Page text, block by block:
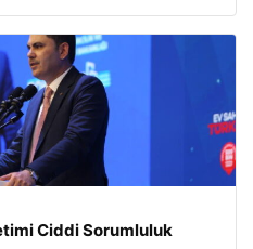
Ciddi Sorumluluk